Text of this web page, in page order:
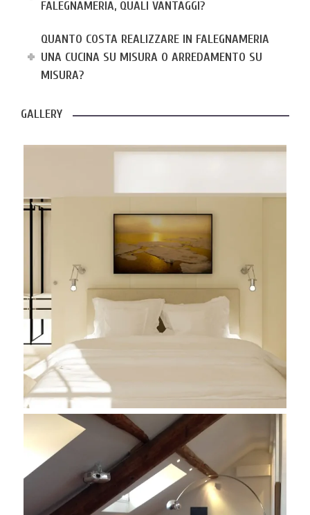
FALEGNAMERIA, QUALI VANTAGGI?
QUANTO COSTA REALIZZARE IN FALEGNAMERIA
UNA CUCINA SU MISURA O ARREDAMENTO SU
MISURA?
GALLERY